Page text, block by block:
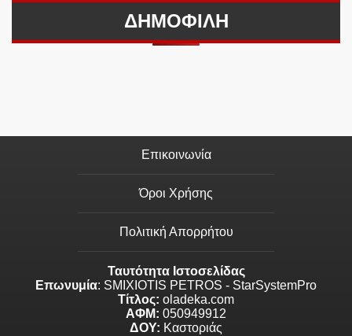
ΔΗΜΟΦΙΛΗ
Επικοινωνία
Όροι Χρήσης
Πολιτική Απορρήτου
Ταυτότητα Ιστοσελίδας
Επωνυμία: SMIXIOTIS PETROS - StarSystemPro
Τίτλος: oladeka.com
ΑΦΜ: 050949912
ΔΟΥ: Καστοριάς